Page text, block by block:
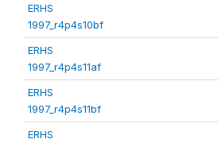
ERHS
1997_r4p4s10bf
ERHS
1997_r4p4s11af
ERHS
1997_r4p4s11bf
ERHS